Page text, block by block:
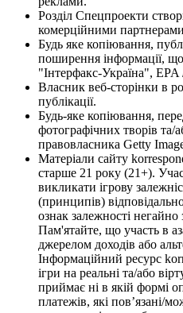
Розділ Спецпроекти
комерційними
Будь яке копіювання,
поширення інформації,
"Інтерфакс-Україна",
Власник веб-сторінки в
публікації.
Будь-яке копіювання,
фотографічних творів та/
правовласника Getty
Матеріали сайту
старше 21 року (21+).
викликати ігрову
(принципів)
ознак залежності негайно
Пам'ятайте, що участь в
джерелом доходів або
Інформаційний ресурс
ігри на реальні та/або
приймає ні в якій формі
платежів, які пов’язані/